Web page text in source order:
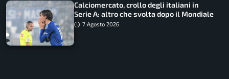
Calciomercato, crollo degli italiani in
Serie A: altro che svolta dopo il Mondiale
7 Agosto 2026